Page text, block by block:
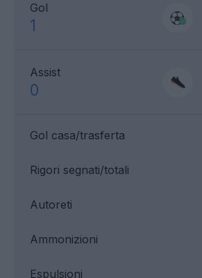
Gol
1
Assist
0
Gol casa/trasferta
Ammonizioni
Rigori segnati/totali
Espulsioni
Autoreti